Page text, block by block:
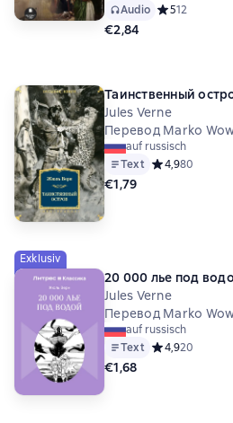
Audio Средний
512
€2,84
Таинственный
Jules Verne
Перевод Marko
auf russisch
Text Средний
4,980
€1,79
Exklusiv
20 000 лье под
Jules Verne
Перевод Marko
auf russisch
Text Средний
4,920
€1,68